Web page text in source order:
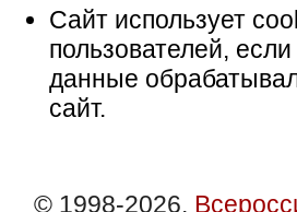
Сайт использует
пользователей,
данные
сайт.
© 1998-2026,